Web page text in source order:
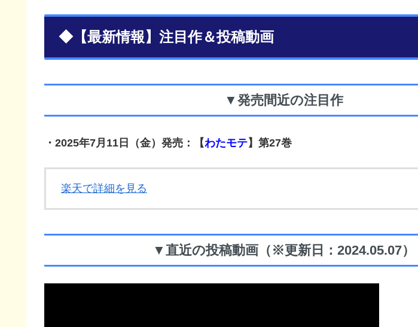
◆【最新情報】注目作＆投稿動画
▼発売間近の注目作
・2025年7月11日（金）発売： 【わたモテ】第27巻
楽天で詳細を見る
▼直近の投稿動画（※更新日：2024.05.07）